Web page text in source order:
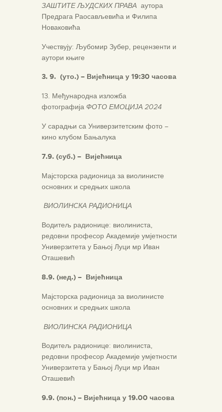
ЗАШТИТЕ ЉУДСКИХ ПРАВА аутора
Предрага Раосављевића и Филипа
Новаковића
Учествују: Љубомир Зубер, рецензенти и
аутори књиге
3. 9. (уто.) – Вијећница у 19:30 часова
13. Међународна изложба
фотографија ФОТО ЕМОЦИЈА 2024
У сарадњи са Универзитетским фото –
кино клубом Бањалука
7.9. (суб.) – Вијећница
Мајсторска радионица за виолинисте
основних и средњих школа
ВИОЛИНСКА РАДИОНИЦА
Водитељ радионице: виолиниста,
редовни професор Академије умјетности
Универзитета у Бањој Луци мр Иван
Оташевић
8.9. (нед.) – Вијећница
Мајсторска радионица за виолинисте
основних и средњих школа
ВИОЛИНСКА РАДИОНИЦА
Водитељ радионице: виолиниста,
редовни професор Академије умјетности
Универзитета у Бањој Луци мр Иван
Оташевић
9.9. (пон.) – Вијећница у 19.00 часова